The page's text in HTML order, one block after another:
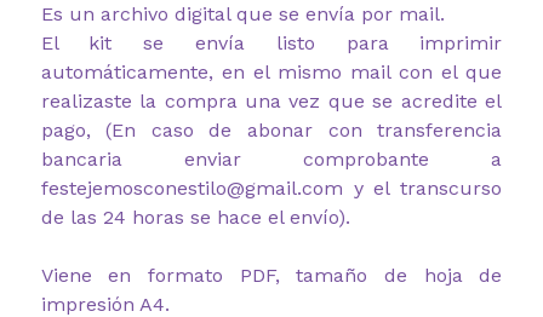
Es un archivo digital que se envía por mail.
El kit se envía listo para imprimir
automáticamente, en el mismo mail con el que
realizaste la compra una vez que se acredite el
pago, (En caso de abonar con transferencia
bancaria enviar comprobante a
festejemosconestilo@gmail.com y el transcurso
de las 24 horas se hace el envío).
Viene en formato PDF, tamaño de hoja de
impresión A4.